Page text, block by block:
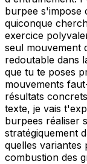
burpee s'impose
quiconque
exercice
seul mouvement
redoutable dans
que tu te poses
mouvements
résultats
texte, je vais
burpees réaliser
stratégiquement
quelles variantes
combustion des